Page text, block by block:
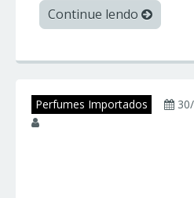
Continue lendo
Perfumes Importados